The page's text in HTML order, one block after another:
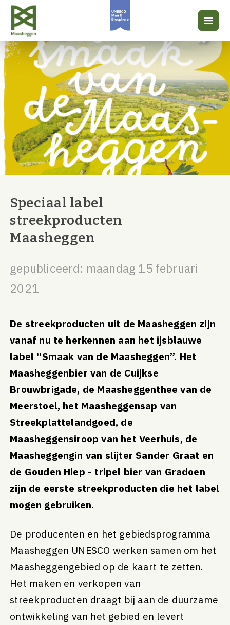
Speciaal label
streekproducten
Maasheggen
gepubliceerd: maandag 15 februari
2021
De streekproducten uit de Maasheggen zijn
vanaf nu te herkennen aan het ijsblauwe
label “Smaak van de Maasheggen”. Het
Maasheggenbier van de Cuijkse
Brouwbrigade, de Maasheggenthee van de
Meerstoel, het Maasheggensap van
Streekplattelandgoed, de
Maasheggensiroop van het Veerhuis, de
Maasheggengin van slijter Sander Graat en
de Gouden Hiep - tripel bier van Gradoen
zijn de eerste streekproducten die het label
mogen gebruiken.
De producenten en het gebiedsprogramma
Maasheggen UNESCO werken samen om het
Maasheggengebied op de kaart te zetten.
Het maken en verkopen van
streekproducten draagt bij aan de duurzame
ontwikkeling van het gebied en levert